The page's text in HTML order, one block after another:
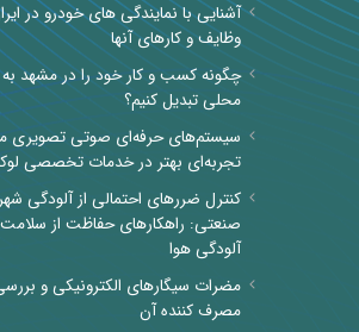
آشنایی با نمایندگی های خودرو در
وظایف و کارهای آنها
چگونه کسب و کار خود را در مشهد
محلی تبدیل کنیم؟
سیستم‌های حرفه‌ای صوتی تصویری
تجربه‌ای بهتر در خدمات تخصصی
کنترل ضررهای احتمالی از آلودگی
صنعتی: راهکارهای حفاظت از
آلودگی هوا
مضرات سیگارهای الکترونیکی و
مصرف کننده آن